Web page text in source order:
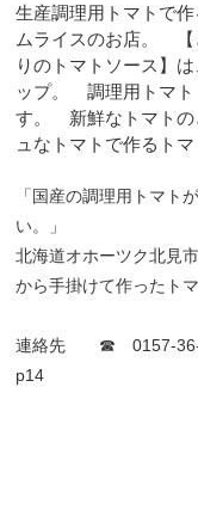
生産調理用トマトで
ムライスのお店。 【
りのトマトソース】
ップ。 調理用トマト
す。 新鮮なトマトの
ュなトマトで作るト
「国産の調理用トマト
い。」
北海道オホーツク北見
から手掛けて作ったト
連絡先 ☎ 0157-36-
p14